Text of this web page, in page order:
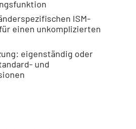
ISM-
einen unkomplizierten
eigenständig oder
und